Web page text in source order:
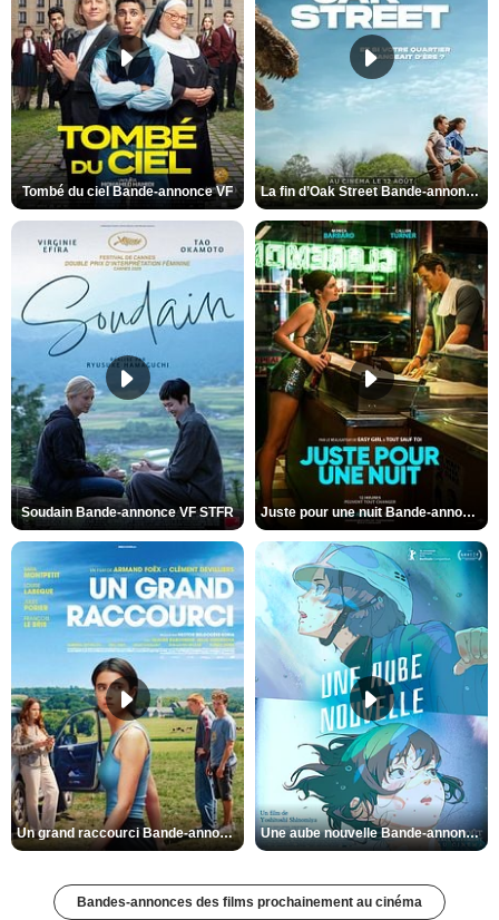
Tombé du ciel Bande-annonce VF La fin d’Oak Street Bande-annonce VO STFR
Soudain Bande-annonce VF STFR Juste pour une nuit Bande-annonce VO STFR
Un grand raccourci Bande-annonce VF Une aube nouvelle Bande-annonce VO STFR
Bandes-annonces des films prochainement au cinéma